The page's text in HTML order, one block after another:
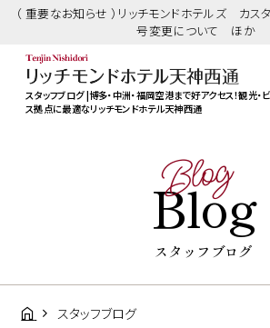
（ 重要なお知らせ ）リッチモンドホテルズ カス
号変更について ほか
スタッフブログ |博多・中洲・福岡空港まで好アクセス！観光・
ス拠点に最適なリッチモンドホテル天神西通
Blog
Blog
スタッフブログ
スタッフブログ